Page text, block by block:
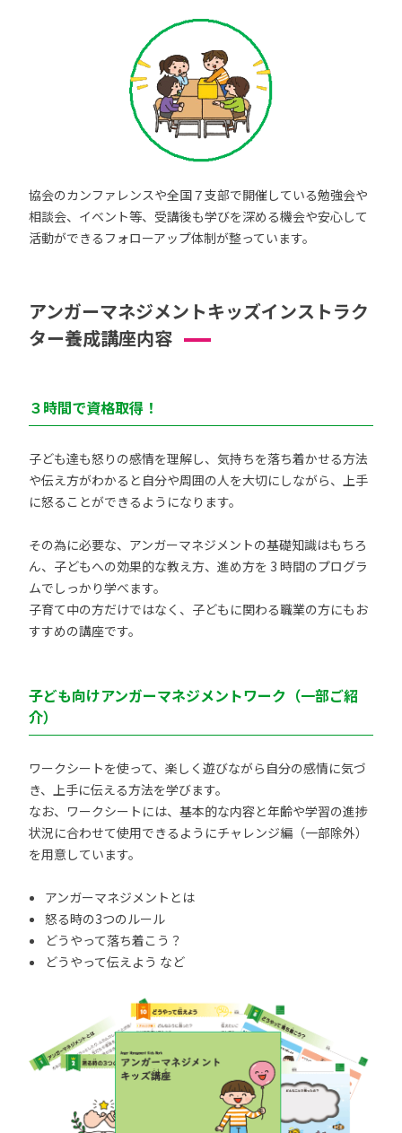
協会のカンファレンスや全国７支部で開催している勉強会や
相談会、イベント等、受講後も学びを深める機会や安心して
活動ができるフォローアップ体制が整っています。
アンガーマネジメントキッズインストラク
ター養成講座内容
３時間で資格取得！
子ども達も怒りの感情を理解し、気持ちを落ち着かせる方法
や伝え方がわかると自分や周囲の人を大切にしながら、上手
に怒ることができるようになります。
その為に必要な、アンガーマネジメントの基礎知識はもちろ
ん、子どもへの効果的な教え方、進め方を 3 時間のプログラ
ムでしっかり学べます。
子育て中の方だけではなく、子どもに関わる職業の方にもお
すすめの講座です。
子ども向けアンガーマネジメントワーク（一部ご紹
介）
ワークシートを使って、楽しく遊びながら自分の感情に気づ
き、上手に伝える方法を学びます。
なお、ワークシートには、基本的な内容と年齢や学習の進捗
状況に合わせて使用できるようにチャレンジ編（一部除外）
を用意しています。
アンガーマネジメントとは
怒る時の3つのルール
どうやって落ち着こう？
どうやって伝えよう など